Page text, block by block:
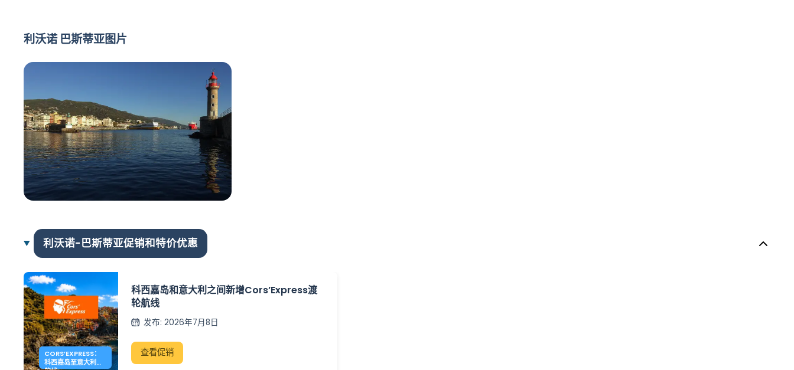
利沃诺 巴斯蒂亚图片
利沃诺-巴斯蒂亚促销和特价优惠
CORS’EXPRESS：
科西嘉岛至意大利新
科西嘉岛和意大利之间新增Cors’Express渡
轮航线
发布: 2026年7月8日
查看促销